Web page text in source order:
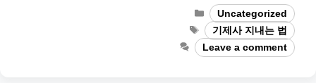
Categories
Uncategorized
Tags기제사 지내는 법
Leave a comment